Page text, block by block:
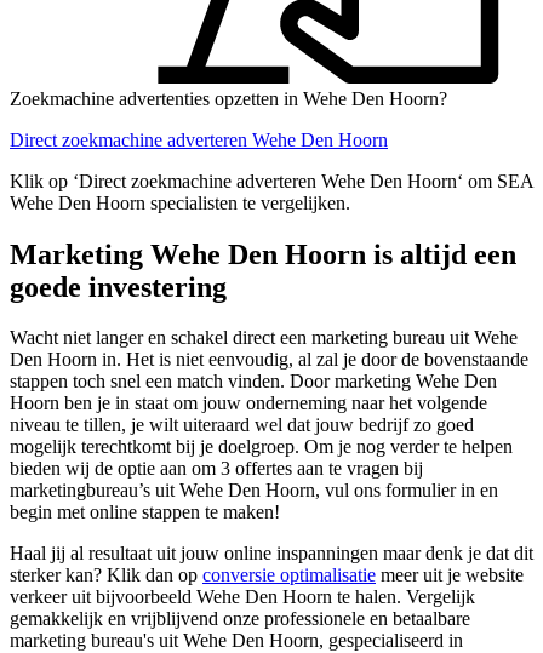
Zoekmachine advertenties opzetten in Wehe Den Hoorn?
Direct zoekmachine adverteren Wehe Den Hoorn
Klik op ‘Direct zoekmachine adverteren Wehe Den Hoorn‘ om SEA
Wehe Den Hoorn specialisten te vergelijken.
Marketing Wehe Den Hoorn is altijd een
goede investering
Wacht niet langer en schakel direct een marketing bureau uit Wehe
Den Hoorn in. Het is niet eenvoudig, al zal je door de bovenstaande
stappen toch snel een match vinden. Door marketing Wehe Den
Hoorn ben je in staat om jouw onderneming naar het volgende
niveau te tillen, je wilt uiteraard wel dat jouw bedrijf zo goed
mogelijk terechtkomt bij je doelgroep. Om je nog verder te helpen
bieden wij de optie aan om 3 offertes aan te vragen bij
marketingbureau’s uit Wehe Den Hoorn, vul ons formulier in en
begin met online stappen te maken!
Haal jij al resultaat uit jouw online inspanningen maar denk je dat dit
sterker kan? Klik dan op conversie optimalisatie meer uit je website
verkeer uit bijvoorbeeld Wehe Den Hoorn te halen. Vergelijk
gemakkelijk en vrijblijvend onze professionele en betaalbare
marketing bureau's uit Wehe Den Hoorn, gespecialiseerd in